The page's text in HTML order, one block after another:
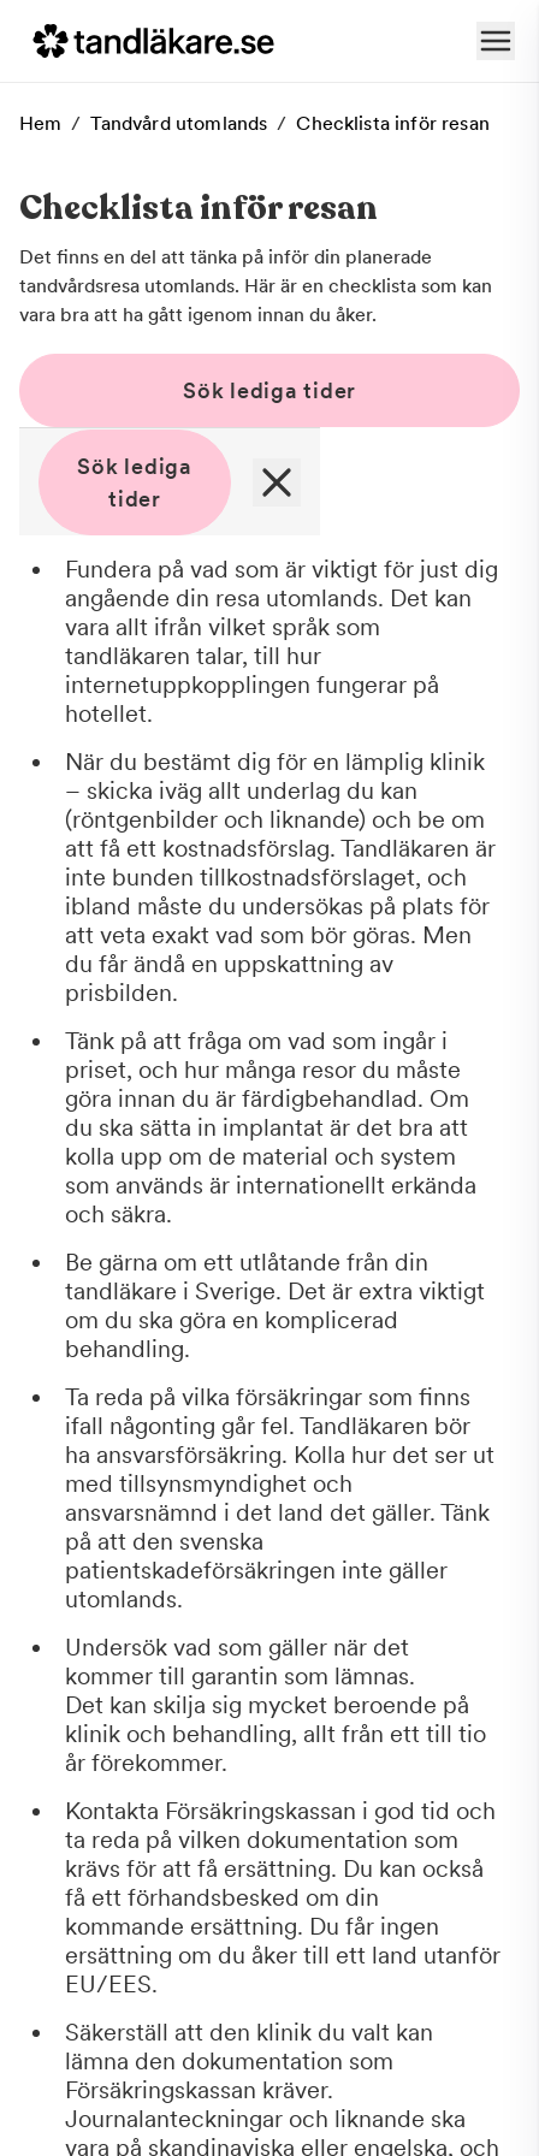
Hem / Tandvård utomlands / Checklista inför resan
Checklista inför resan
Det finns en del att tänka på inför din planerade
tandvårdsresa utomlands. Här är en checklista som kan
vara bra att ha gått igenom innan du åker.
Sök lediga tider
Sök lediga
tider
Fundera på vad som är viktigt för just dig
angående din resa utomlands. Det kan
vara allt ifrån vilket språk som
tandläkaren talar, till hur
internetuppkopplingen fungerar på
hotellet.
När du bestämt dig för en lämplig klinik
– skicka iväg allt underlag du kan
(röntgenbilder och liknande) och be om
att få ett kostnadsförslag. Tandläkaren är
inte bunden tillkostnadsförslaget, och
ibland måste du undersökas på plats för
att veta exakt vad som bör göras. Men
du får ändå en uppskattning av
prisbilden.
Tänk på att fråga om vad som ingår i
priset, och hur många resor du måste
göra innan du är färdigbehandlad. Om
du ska sätta in implantat är det bra att
kolla upp om de material och system
som används är internationellt erkända
och säkra.
Be gärna om ett utlåtande från din
tandläkare i Sverige. Det är extra viktigt
om du ska göra en komplicerad
behandling.
Ta reda på vilka försäkringar som finns
ifall någonting går fel. Tandläkaren bör
ha ansvarsförsäkring. Kolla hur det ser ut
med tillsynsmyndighet och
ansvarsnämnd i det land det gäller. Tänk
på att den svenska
patientskadeförsäkringen inte gäller
utomlands.
Undersök vad som gäller när det
kommer till garantin som lämnas.
Det kan skilja sig mycket beroende på
klinik och behandling, allt från ett till tio
år förekommer.
Kontakta Försäkringskassan i god tid och
ta reda på vilken dokumentation som
krävs för att få ersättning. Du kan också
få ett förhandsbesked om din
kommande ersättning. Du får ingen
ersättning om du åker till ett land utanför
EU/EES.
Säkerställ att den klinik du valt kan
lämna den dokumentation som
Försäkringskassan kräver.
Journalanteckningar och liknande ska
vara på skandinaviska eller engelska, och